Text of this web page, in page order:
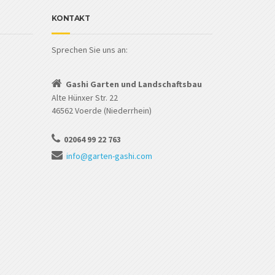
KONTAKT
Sprechen Sie uns an:
Gashi Garten und Landschaftsbau
Alte Hünxer Str. 22
46562 Voerde (Niederrhein)
02064 99 22 763
info@garten-gashi.com